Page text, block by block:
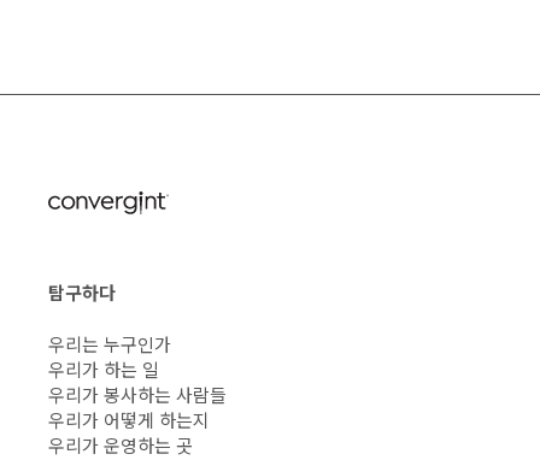
탐구하다
우리는 누구인가
우리가 하는 일
우리가 봉사하는 사람들
우리가 어떻게 하는지
우리가 운영하는 곳